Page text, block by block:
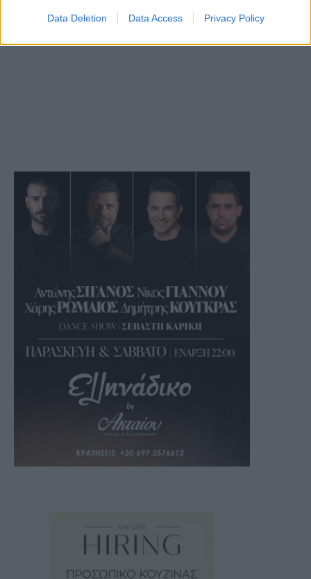
Data Deletion Data Access Privacy Policy